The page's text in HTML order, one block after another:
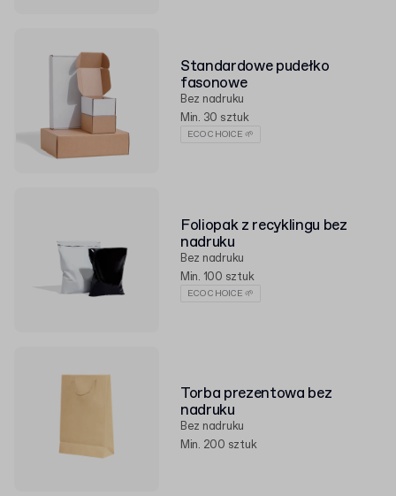
Standardowe pudełko
fasonowe
Bez nadruku
Min. 30 sztuk
ECO CHOICE 🌱
Foliopak z recyklingu bez
nadruku
Bez nadruku
Min. 100 sztuk
ECO CHOICE 🌱
Torba prezentowa bez
nadruku
Bez nadruku
Min. 200 sztuk